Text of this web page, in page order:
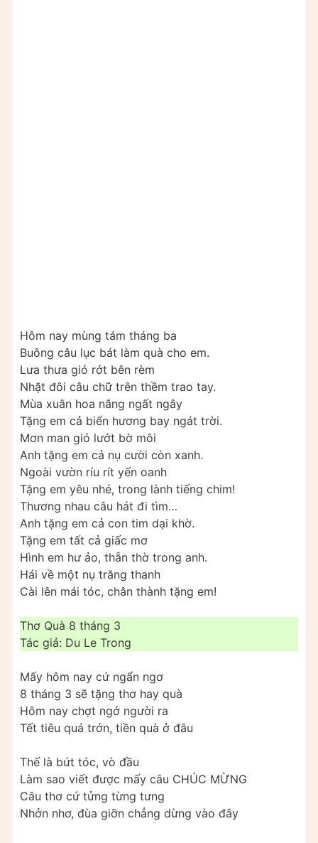
Hôm nay mùng tám tháng ba
Buông câu lục bát làm quà cho em.
Lưa thưa gió rớt bên rèm
Nhặt đôi câu chữ trên thềm trao tay.
Mùa xuân hoa nắng ngất ngây
Tặng em cả biển hương bay ngát trời.
Mơn man gió lướt bờ môi
Anh tặng em cả nụ cười còn xanh.
Ngoài vườn ríu rít yến oanh
Tặng em yêu nhé, trong lành tiếng chim!
Thương nhau câu hát đi tìm…
Anh tặng em cả con tim dại khờ.
Tặng em tất cả giấc mơ
Hình em hư ảo, thẫn thờ trong anh.
Hái về một nụ trăng thanh
Cài lên mái tóc, chân thành tặng em!
Thơ Quà 8 tháng 3
Tác giả: Du Le Trong
Mấy hôm nay cứ ngẩn ngơ
8 tháng 3 sẽ tặng thơ hay quà
Hôm nay chợt ngớ người ra
Tết tiêu quá trớn, tiền quà ở đâu
Thế là bứt tóc, vò đầu
Làm sao viết được mấy câu CHÚC MỪNG
Câu thơ cứ tửng từng tưng
Nhởn nhơ, đùa giỡn chẳng dừng vào đây